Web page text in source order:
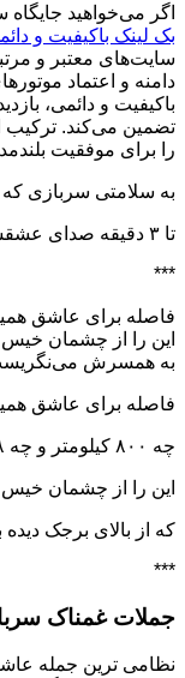
اگر می‌خواهید جایگاه
بک لینک باکیفیت و
سایت‌های معتبر و
دامنه و اعتماد
باکیفیت و دائمی،
تضمین می‌کند. ترکیب
را برای موفقیت
به سلامتی سربازی که ۵۵ دقیقه تو صف تلفن وایساد
تا ۳ دقیقه صدای عشقشو بشنوه
***
این را از چشمان خیس
به همسرش
فاصله برای عاشق
چه ۸۰۰ کیلومتر و چه ۸ متر !
این را از چشمان
که از بالای برجک
***
جملات غمناک
نظامی ترین جمله